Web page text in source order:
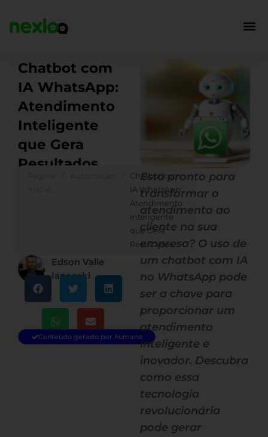
para
Chatbot com
IA WhatsApp:
Atendimento
Inteligente
que Gera
Resultados
Chatbot com
IA WhatsApp:
Atendimento
Inteligente
que Gera
Resultados
Edson Valle
Iancoski
Conteúdo gerado por humano
Está pronto para
transformar o
atendimento ao
cliente na sua
empresa? O uso de
um chatbot com IA
no WhatsApp pode
ser a chave para
proporcionar um
atendimento
inteligente e
inovador. Descubra
como essa
tecnologia
revolucionária
pode gerar